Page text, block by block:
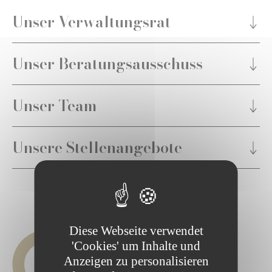
Unser Verwaltungsrat
Von links: Gilles Walers, Anne Reuland, Gilles Roth,
Alain Kinsch, Danièle Wagener, Martine Solovieff,
Unser Beratungsausschuss
Unser Team
Unsere Stellenangebote
Diese Webseite verwendet
'Cookies' um Inhalte und
Anzeigen zu personalisieren